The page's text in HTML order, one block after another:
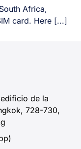
Africa,
card. Here [...]
de la
728-730,